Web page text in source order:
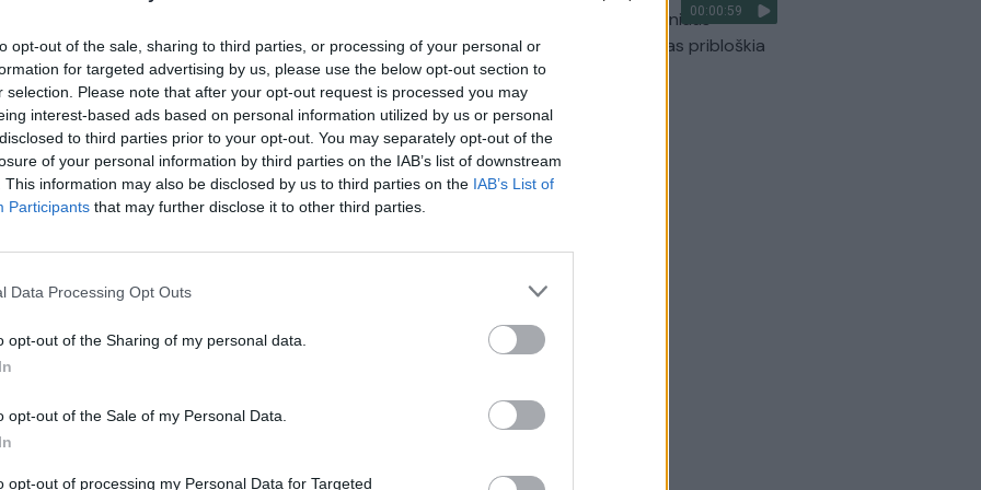
opt-out of the sale, sharing to third parties, or processing of your personal or
for targeted advertising by us, please use the below opt-out section to
selection. Please note that after your opt-out request is processed you may
interest-based ads based on personal information utilized by us or personal
to third parties prior to your opt-out. You may separately opt-out of the
of your personal information by third parties on the IAB’s list of downstream
This information may also be disclosed by us to third parties on the IAB’s List of
Participants that may further disclose it to other third parties.
Data Processing Opt Outs
opt-out of the Sharing of my personal data.
opt-out of the Sale of my Personal Data.
opt-out of processing my Personal Data for Targeted
neigiami. Tačiau atsipalaiduoti dar anksti,
Veido kaukės rekomendacija
00:00:59
Nufilmavo, kaip patvino Vilniaus
Vakarinis aplinkkelis: vaizdas pribloškia